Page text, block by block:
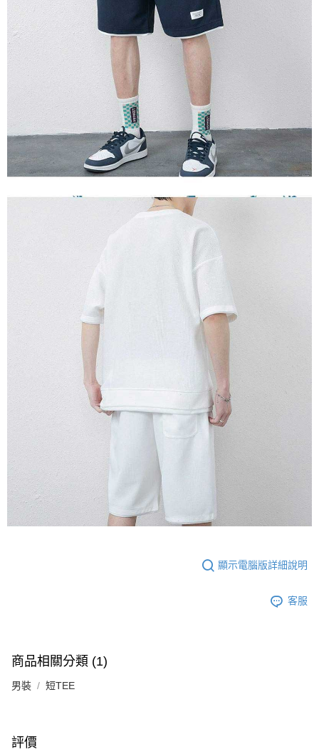
顯示電腦版詳細說明
客服
商品相關分類 (1)
男裝 短TEE
評價